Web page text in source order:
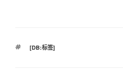
標
[DB:标签]